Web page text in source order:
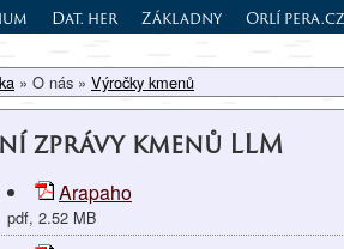
Dat. her Základny Orlí pera.cz
» O nás » Výročky kmenů
zprávy kmenů LLM
Arapaho
pdf, 2.52 MB